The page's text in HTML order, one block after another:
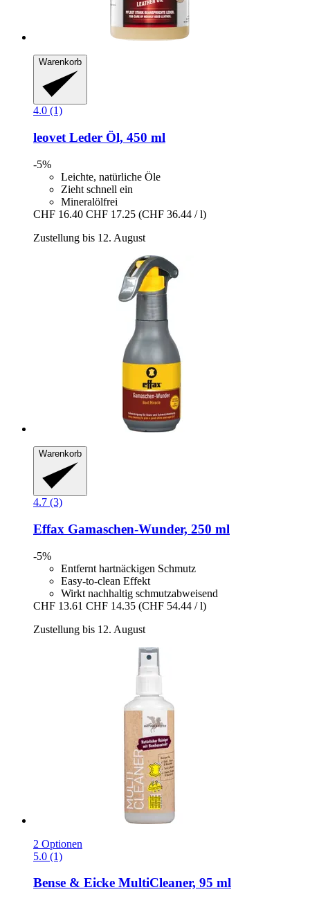
Warenkorb
4.0 (1)
leovet Leder Öl, 450 ml
-5%
Leichte, natürliche Öle
Zieht schnell ein
Mineralölfrei
CHF 16.40 CHF 17.25 (CHF 36.44 / l)
Zustellung bis 12. August
Warenkorb
4.7 (3)
Effax Gamaschen-​Wunder, 250 ml
-5%
Entfernt hartnäckigen Schmutz
Easy-to-clean Effekt
Wirkt nachhaltig schmutzabweisend
CHF 13.61 CHF 14.35 (CHF 54.44 / l)
Zustellung bis 12. August
2 Optionen
5.0 (1)
Bense & Eicke MultiCleaner, 95 ml